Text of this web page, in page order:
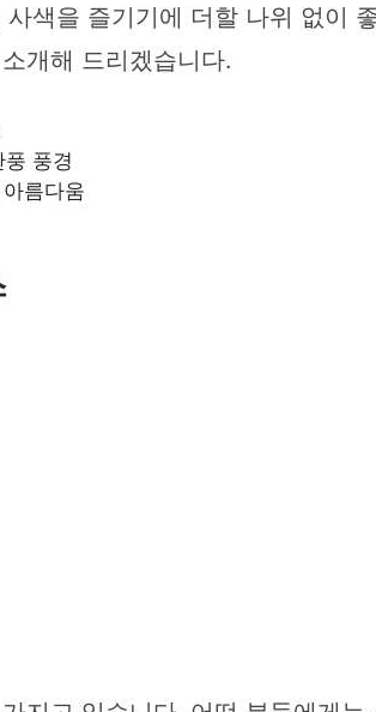
색을 즐기기에 더할 나위 없이
개해 드리겠습니다.
풍경
름다움